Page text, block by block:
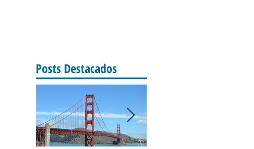
Posts Destacados